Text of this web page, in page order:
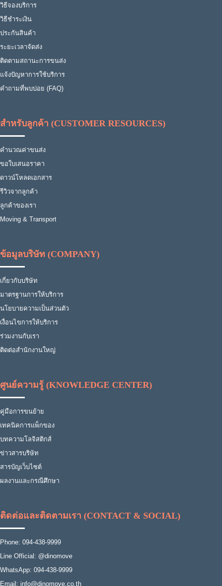
วิธีจองบริการ
วิธีชำระเงิน
ประกันสินค้า
ระยะเวลาจัดส่ง
ติดตามสถานะการขนส่ง
แจ้งปัญหาการใช้บริการ
คำถามที่พบบ่อย (FAQ)
สำหรับลูกค้า (CUSTOMER RESOURCES)
คำนวณค่าขนส่ง
ขอใบเสนอราคา
ดาวน์โหลดเอกสาร
รีวิวจากลูกค้า
ลูกค้าของเรา
Moving & Transport
ข้อมูลบริษัท (COMPANY)
เกี่ยวกับบริษัท
มาตรฐานการให้บริการ
นโยบายความเป็นส่วนตัว
เงื่อนไขการให้บริการ
ร่วมงานกับเรา
ติดต่อสำนักงานใหญ่
ศูนย์ความรู้ (KNOWLEDGE CENTER)
คู่มือการขนย้าย
เทคนิคการแพ็กของ
บทความโลจิสติกส์
ข่าวสารบริษัท
สารบัญเว็บไซต์
ผลงานและกรณีศึกษา
ติดต่อและติดตามเรา (CONTACT & SOCIAL)
Phone: 094-438-9999
Line Official: @dinomove
WhatsApp: 094-438-9999
Email: info@dinomove.co.th